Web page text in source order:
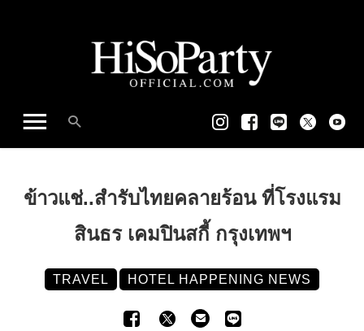
ข้าวแช่..สำรับไทยคลายร้อน ที่โรงแรม
สินธร เคมปินสกี้ กรุงเทพฯ
TRAVEL HOTEL HAPPENING NEWS